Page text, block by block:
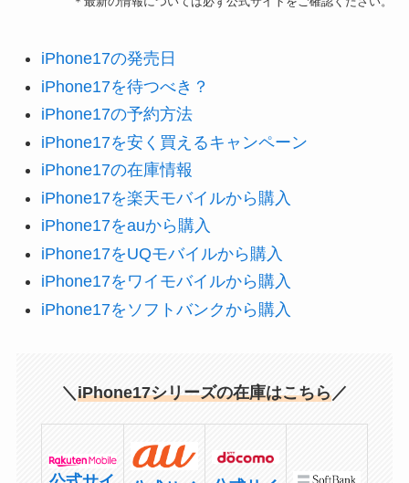
iPhone17の発売日
iPhone17を待つべき？
iPhone17の予約方法
iPhone17を安く買えるキャンペーン
iPhone17の在庫情報
iPhone17を楽天モバイルから購入
iPhone17をauから購入
iPhone17をUQモバイルから購入
iPhone17をワイモバイルから購入
iPhone17をソフトバンクから購入
＼iPhone17シリーズの在庫はこちら／